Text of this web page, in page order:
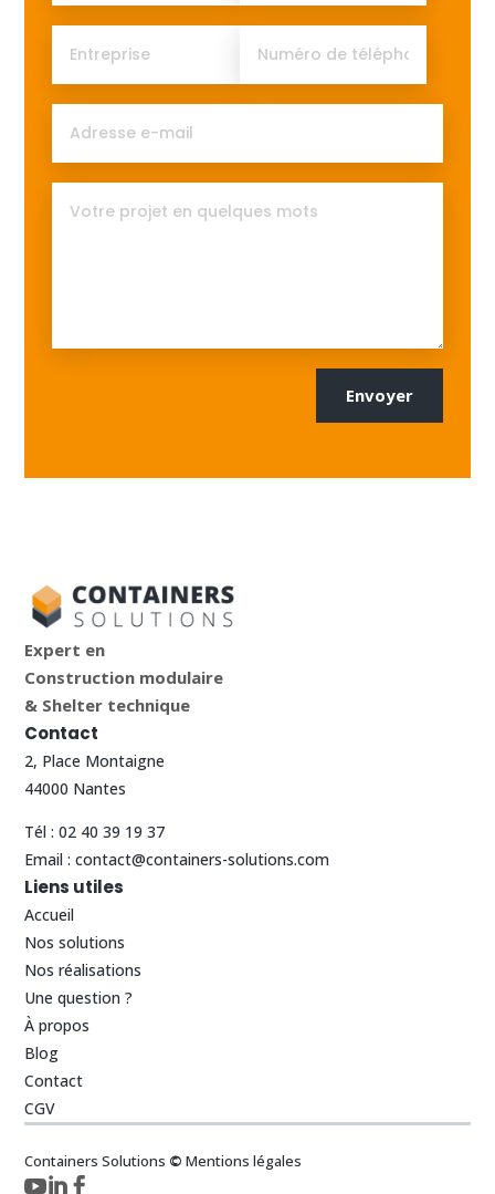
Envoyer
Expert en
Construction modulaire
& Shelter technique
Contact
2, Place Montaigne
44000 Nantes
Tél :02 40 39 19 37
Email :contact@containers-solutions.com
Liens utiles
Accueil
Nos solutions
Nos réalisations
Une question ?
À propos
Blog
Contact
CGV
Containers Solutions ©Mentions légales
 